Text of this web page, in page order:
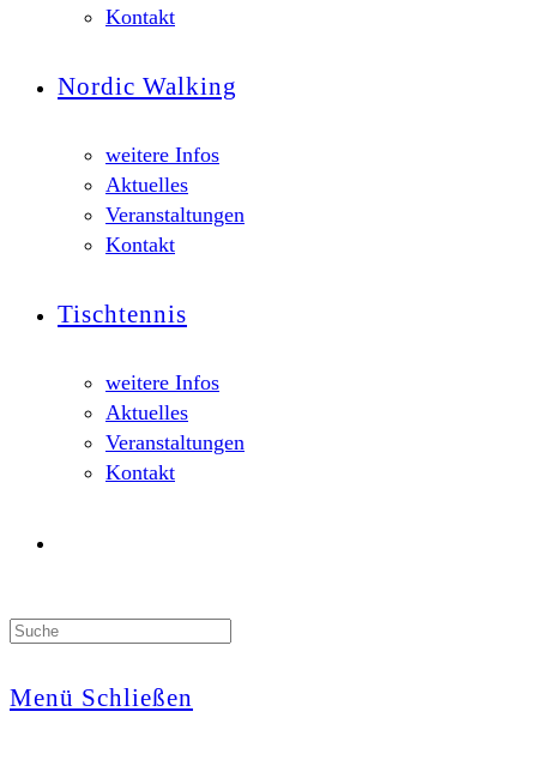
Kontakt
Nordic Walking
weitere Infos
Aktuelles
Veranstaltungen
Kontakt
Tischtennis
weitere Infos
Aktuelles
Veranstaltungen
Kontakt
Search
Menü Schließen